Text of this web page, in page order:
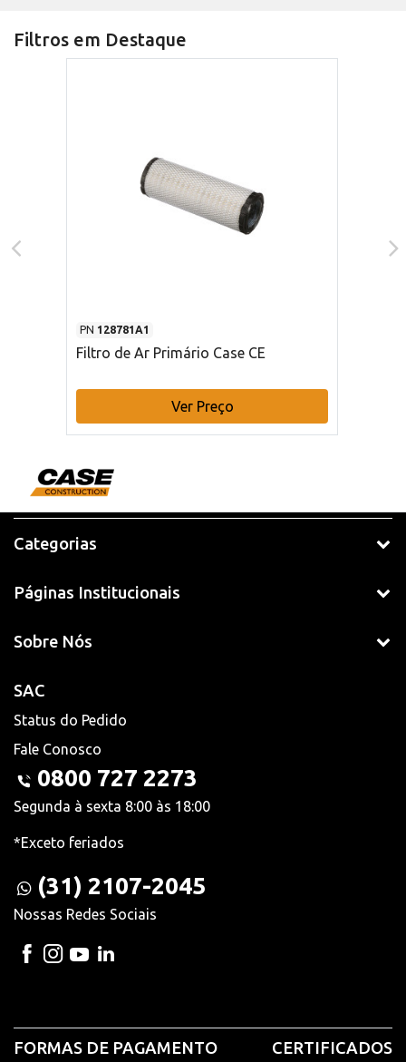
Filtros em Destaque
PN 128781A1
Filtro de Ar Primário Case CE
Ver Preço
Categorias
Páginas Institucionais
Sobre Nós
SAC
Status do Pedido
Fale Conosco
0800 727 2273
Segunda à sexta 8:00 às 18:00
*Exceto feriados
(31) 2107-2045
Nossas Redes Sociais
FORMAS DE PAGAMENTO CERTIFICADOS